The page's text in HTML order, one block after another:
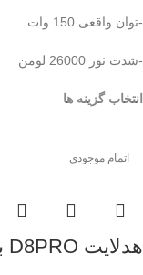
-توان واقعی 150 وات
-شدت نور 26000 لومن
انتخاب گزینه ها
اتمام موجودی
هدلایت D8PRO برند MZM